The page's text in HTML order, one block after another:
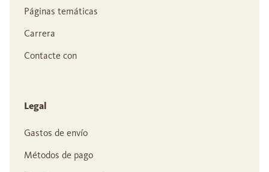
Páginas temáticas
Carrera
Contacte con
Legal
Gastos de envío
Métodos de pago